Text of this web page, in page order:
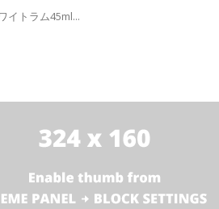
イトラム45ml...